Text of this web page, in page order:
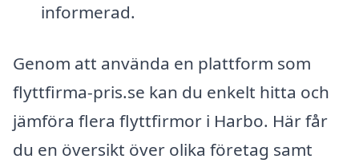
informerad.
Genom att använda en plattform som
flyttfirma-pris.se kan du enkelt hitta och
jämföra flera flyttfirmor i Harbo. Här får
du en översikt över olika företag samt